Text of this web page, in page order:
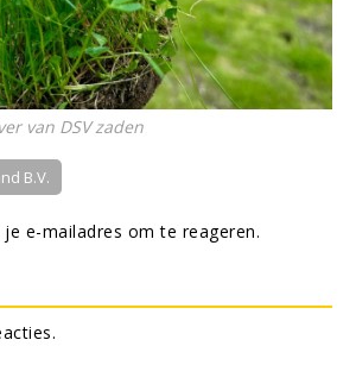
van DSV zaden
B.V.
e-mailadres om te reageren.